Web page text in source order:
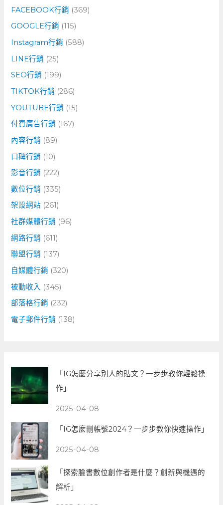
FACEBOOK行銷 (369)
GOOGLE行銷 (115)
Instagram行銷 (588)
LINE行銷 (25)
SEO行銷 (199)
TIKTOK行銷 (286)
YOUTUBE行銷 (15)
付費廣告行銷 (167)
內容行銷 (89)
口碑行銷 (10)
影音行銷 (222)
數位行銷 (335)
架設網站 (261)
社群媒體行銷 (96)
網路行銷 (611)
聯盟行銷 (137)
自媒體行銷 (320)
被動收入 (345)
部落格行銷 (232)
電子郵件行銷 (138)
「IG怎麼分享別人的貼文？一步步教你輕鬆操
作」
2025-04-08
「IG怎麼刪帳號2024？一步步教你快速操作」
2025-04-08
「探索臉書數位創作者是什麼？創新與機遇的
解析」